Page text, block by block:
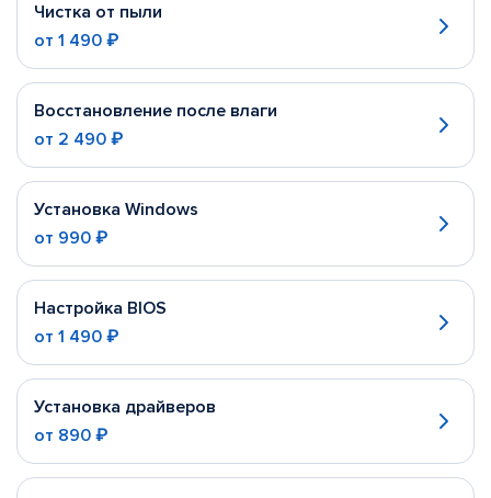
Чистка от пыли
от 1 490 ₽
Восстановление после влаги
от 2 490 ₽
Установка Windows
от 990 ₽
Настройка BIOS
от 1 490 ₽
Установка драйверов
от 890 ₽